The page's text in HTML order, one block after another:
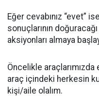
Eğer cevabınız “evet”
sonuçlarının
aksiyonları almaya
Öncelikle
araç içindeki herkesin
kişi/aile olalım.